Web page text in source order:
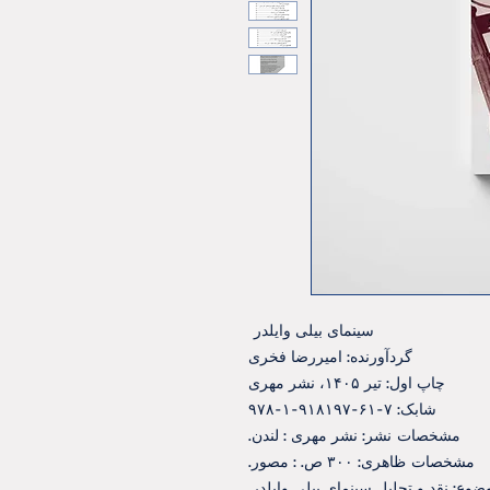
سینمای بیلی وایلدر
گردآورنده: امیررضا فخری
چاپ اول: تیر ۱۴۰۵، نشر مهری
شابک: ۷-۶۱-۹۱۸۱۹۷-۱-۹۷۸
مشخصات نشر: نشر مهری : ‫لندن.
مشخصات ظاهری: ۳۰۰ ص. ‮‏‫: مصور.